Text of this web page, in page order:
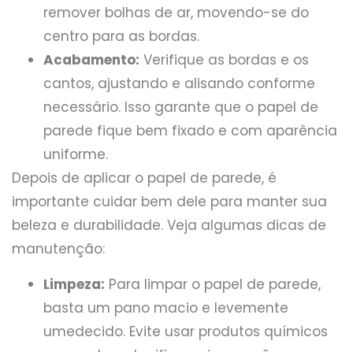
remover bolhas de ar, movendo-se do
centro para as bordas.
Acabamento: Verifique as bordas e os
cantos, ajustando e alisando conforme
necessário. Isso garante que o papel de
parede fique bem fixado e com aparência
uniforme.
Depois de aplicar o papel de parede, é
importante cuidar bem dele para manter sua
beleza e durabilidade. Veja algumas dicas de
manutenção:
Limpeza: Para limpar o papel de parede,
basta um pano macio e levemente
umedecido. Evite usar produtos químicos